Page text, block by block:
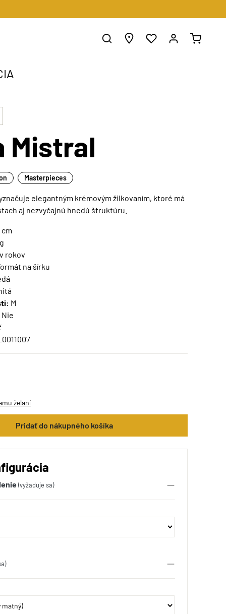
Mistral
Masterpieces
elegantným krémovým žilkovaním, ktoré má
aj nezvyčajnú hnedú štruktúru.
rokov
na šírku
M
Nie
želaní
Pridať do nákupného košíka
(vyžaduje sa)